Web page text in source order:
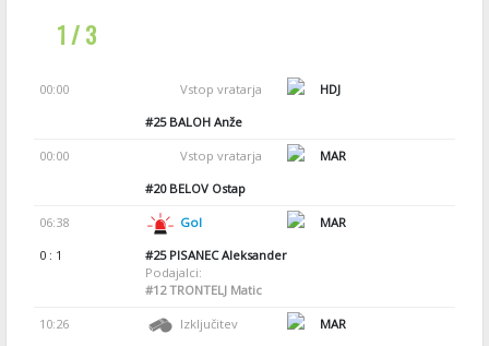
1 / 3
00:00 Vstop vratarja
HDJ
#25BALOH Anže
00:00 Vstop vratarja
MAR
#20BELOV Ostap
06:38 Gol
MAR
0 : 1
#25PISANEC Aleksander
Podajalci:
#12TRONTELJ Matic
10:26 Izključitev
MAR